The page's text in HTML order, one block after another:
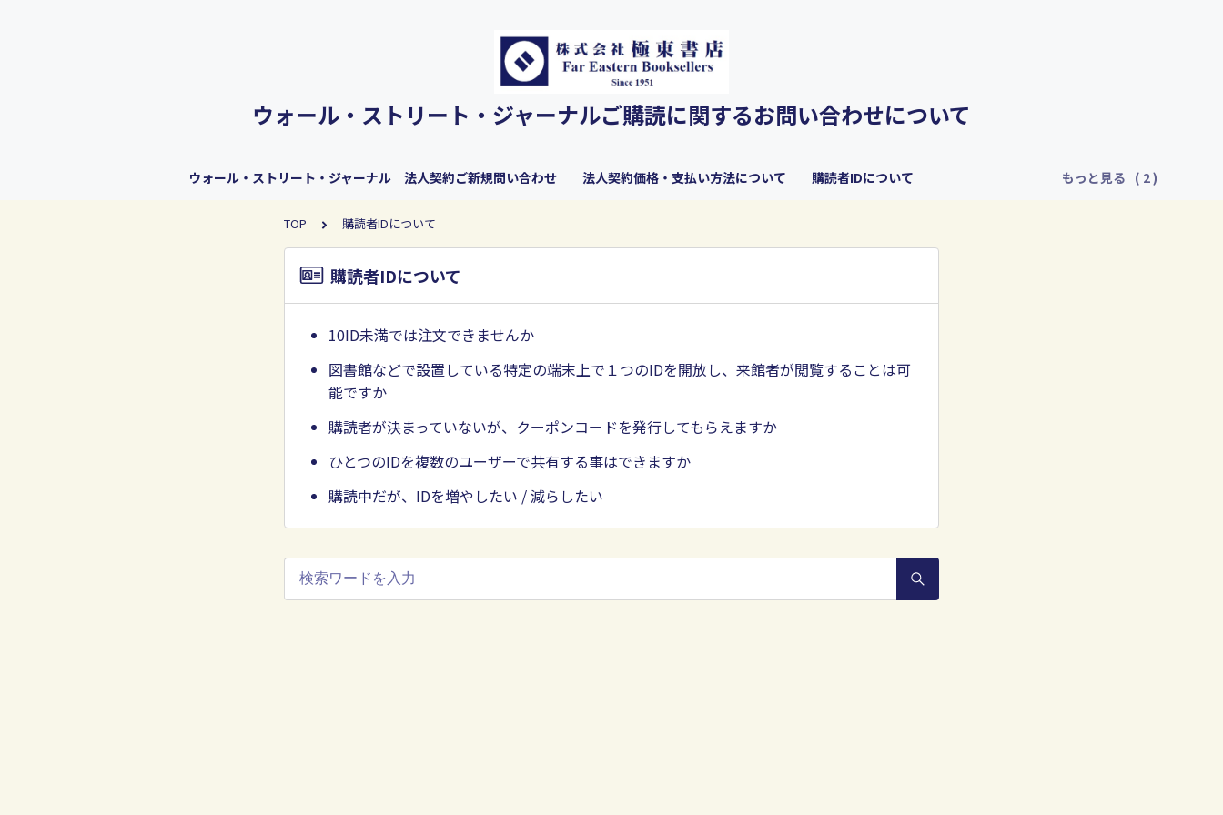
ウォール・ストリート・ジャーナルご購読に関するお問い合わせについて
ウォール・ストリート・ジャーナル 法人契約ご新規問い合わせ 法人契約価格・支払い方法について 購読者IDについて もっと見る
TOP 購読者IDについて
購読者IDについて
10ID未満では注文できませんか
図書館などで設置している特定の端末上で１つのIDを開放し、来館者が閲覧することは可
能ですか
購読者が決まっていないが、クーポンコードを発行してもらえますか
ひとつのIDを複数のユーザーで共有する事はできますか
購読中だが、IDを増やしたい / 減らしたい